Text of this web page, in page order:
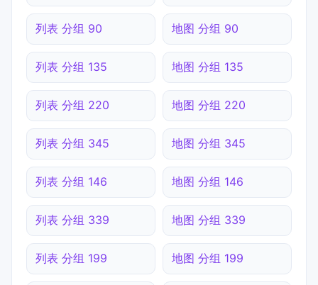
列表 分组 90 地图 分组 90
列表 分组 135 地图 分组 135
列表 分组 220 地图 分组 220
列表 分组 345 地图 分组 345
列表 分组 146 地图 分组 146
列表 分组 339 地图 分组 339
列表 分组 199 地图 分组 199